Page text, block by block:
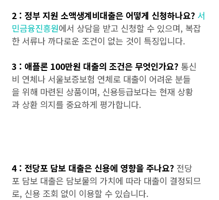
2 : 정부 지원 소액생계비대출은 어떻게 신청하나요? 서
민금융진흥원에서 상담을 받고 신청할 수 있으며, 복잡
한 서류나 까다로운 조건이 없는 것이 특징입니다.
3 : 애플론 100만원 대출의 조건은 무엇인가요? 통신
비 연체나 서울보증보험 연체로 대출이 어려운 분들
을 위해 마련된 상품이며, 신용등급보다는 현재 상황
과 상환 의지를 중요하게 평가합니다.
4 : 전당포 담보 대출은 신용에 영향을 주나요? 전당
포 담보 대출은 담보물의 가치에 따라 대출이 결정되므
로, 신용 조회 없이 이용할 수 있습니다.